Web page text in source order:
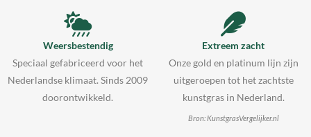
Weersbestendig
Speciaal gefabriceerd voor het
Nederlandse klimaat. Sinds 2009
doorontwikkeld.
Extreem zacht
Onze gold en platinum lijn zijn
uitgeroepen tot het zachtste
kunstgras in Nederland.
Bron: KunstgrasVergelijker.nl